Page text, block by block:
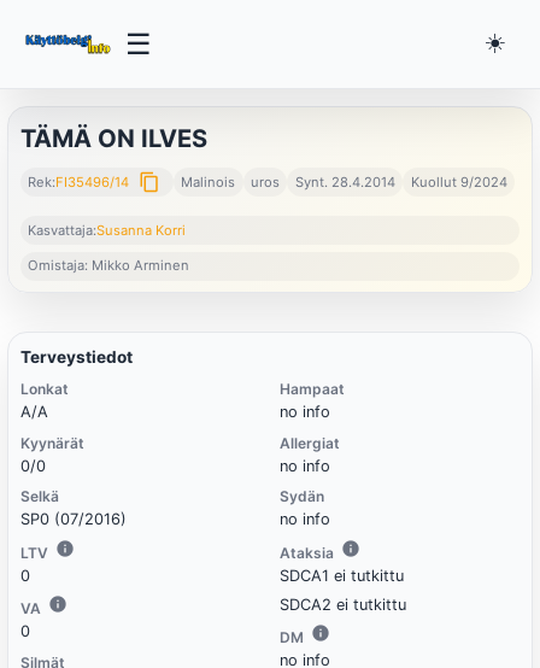
☰ ☀️
TÄMÄ ON ILVES
Rek:FI35496/14 content_copy Malinois uros Synt. 28.4.2014 Kuollut 9/2024
Kasvattaja:Susanna Korri
Omistaja: Mikko Arminen
Terveystiedot
Lonkat
A/A
Kyynärät
0/0
Selkä
SP0 (07/2016)
LTV
0
VA
0
Silmät
Hampaat
no info
Allergiat
no info
Sydän
no info
Ataksia
SDCA1 ei tutkittu
SDCA2 ei tutkittu
DM
no info